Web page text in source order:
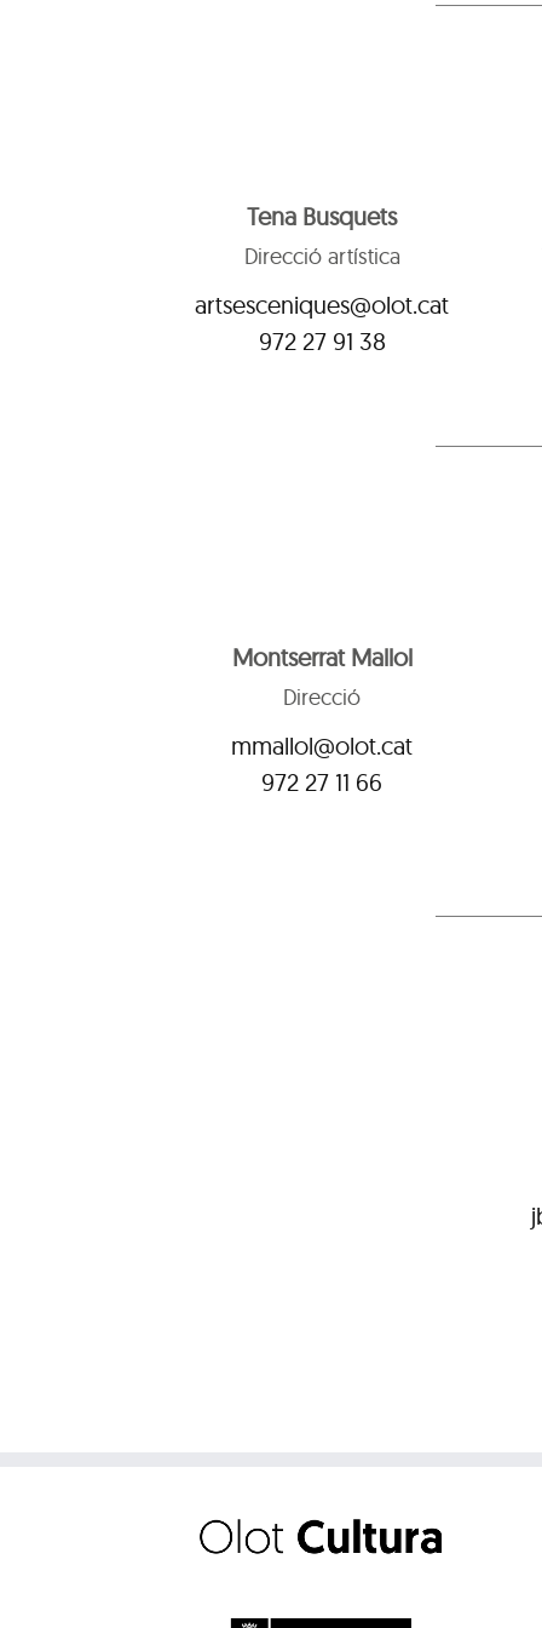
Tena Busquets
Direcció artística
artsesceniques@olot.cat
972 27 91 38
Montserrat Mallol
Direcció
mmallol@olot.cat
972 27 11 66